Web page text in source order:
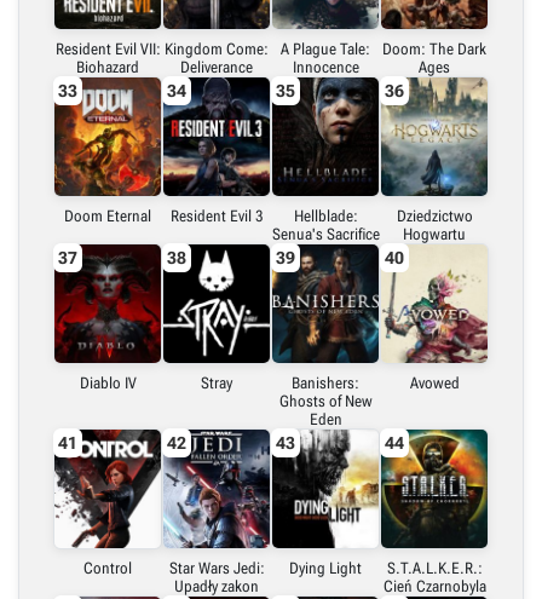
Resident Evil VII:
Biohazard
Kingdom Come:
Deliverance
A Plague Tale:
Innocence
Doom: The Dark
Ages
33
Doom Eternal
34
Resident Evil 3
35
Hellblade:
Senua's Sacrifice
36
Dziedzictwo
Hogwartu
37
Diablo IV
38
Stray
39
Banishers:
Ghosts of New
Eden
40
Avowed
41
Control
42
Star Wars Jedi:
Upadły zakon
43
Dying Light
44
S.T.A.L.K.E.R.:
Cień Czarnobyla